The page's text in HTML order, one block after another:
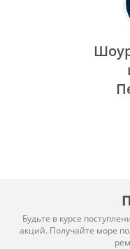
Будьте в курсе
акций. Получайте море